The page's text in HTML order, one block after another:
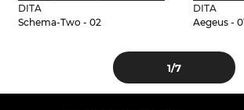
DITA
Schema-Two - 02
DITA
Aegeus -
1/7